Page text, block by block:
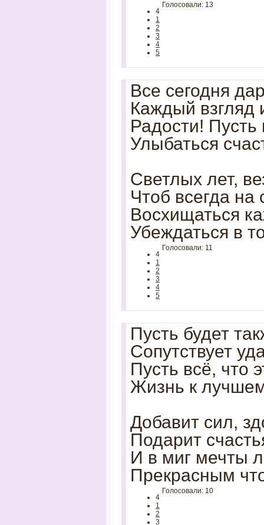
4
1
2
3
4
5
Голосовали: 13
Все сегодня
Каждый взгляд
Радости! Пусть
Улыбаться
Светлых лет,
Чтоб всегда
Восхищаться
Убеждаться в
4
1
2
3
4
5
Голосовали: 11
Пусть будет
Сопутствует
Пусть всё, что
Жизнь к
Добавит сил,
Подарит
И в миг мечты
Прекрасным
4
1
2
3
Голосовали: 10